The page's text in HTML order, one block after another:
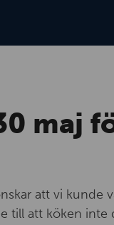
maj
att vi kunde
till att köken inte